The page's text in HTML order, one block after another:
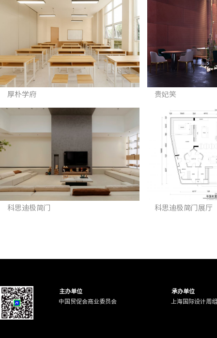
厚朴学府 贵妃笑
科思迪极简门 科思迪极简门展厅
主办单位
承办单位
中国贸促会商业委员会
上海国际设计周